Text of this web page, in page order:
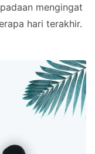
mengingat
hari terakhir.